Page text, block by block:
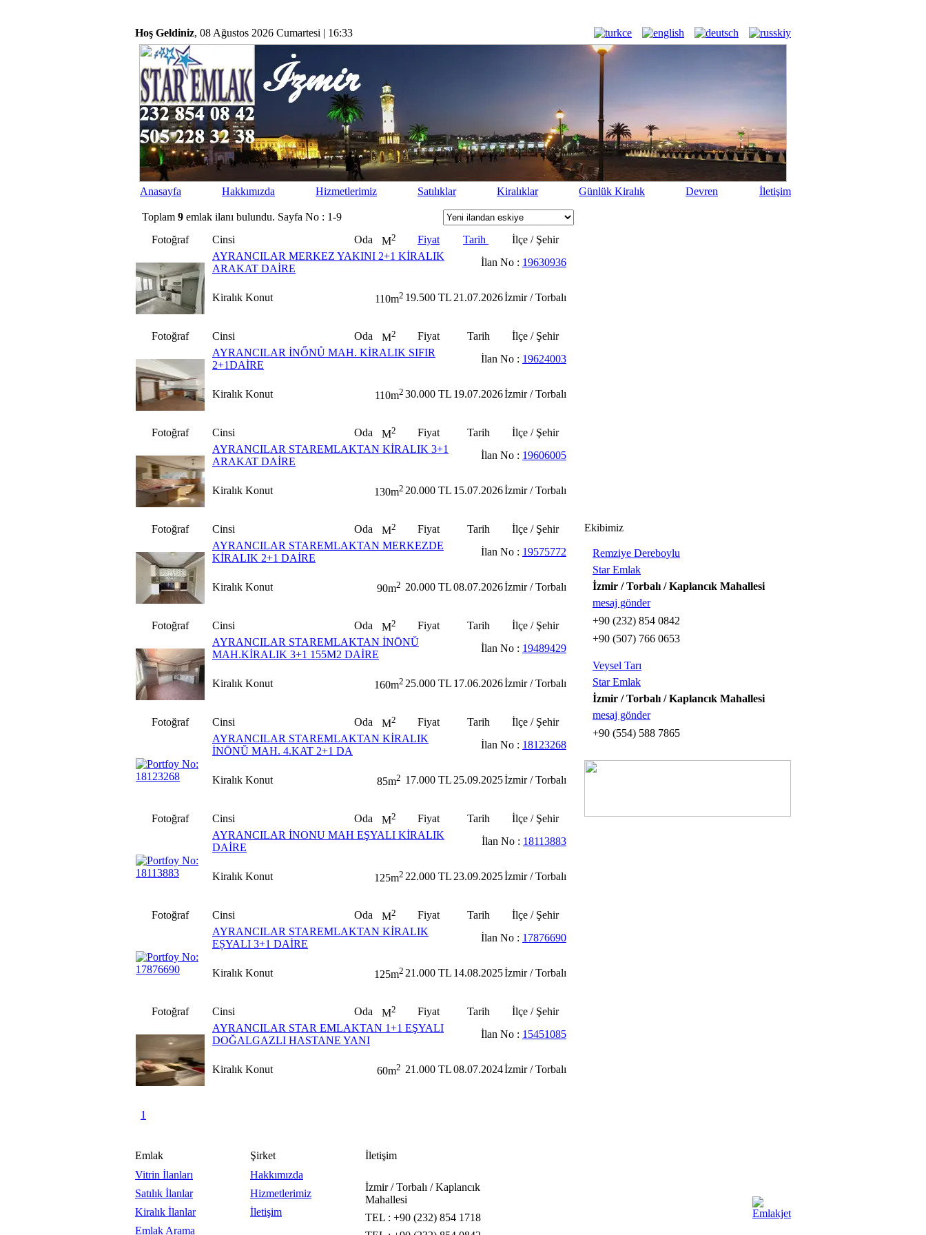
Hoş Geldiniz, 08 Ağustos 2026 Cumartesi | 16:33
Anasayfa Hakkımızda Hizmetlerimiz Satılıklar Kiralıklar Günlük Kiralık Devren İletişim
Toplam 9 emlak ilanı bulundu. Sayfa No : 1-9
Fotoğraf
Cinsi Oda M2 Fiyat Tarih
İlçe / Şehir
AYRANCILAR MERKEZ YAKINI 2+1 KİRALIK
ARAKAT DAİRE
İlan No : 19630936
Kiralık Konut 110m2 19.500 TL 21.07.2026İzmir / Torbalı
Fotoğraf Cinsi Oda M2 Fiyat Tarih
İlçe / Şehir
AYRANCILAR İNŐNŮ MAH. KİRALIK SIFIR
2+1DAİRE
İlan No : 19624003
Kiralık Konut 110m2 30.000 TL 19.07.2026İzmir / Torbalı
Fotoğraf Cinsi Oda M2 Fiyat Tarih
İlçe / Şehir
AYRANCILAR STAREMLAKTAN KİRALIK 3+1
ARAKAT DAİRE
İlan No : 19606005
Kiralık Konut 130m2 20.000 TL 15.07.2026İzmir / Torbalı
Fotoğraf Cinsi Oda M2 Fiyat Tarih
İlçe / Şehir
AYRANCILAR STAREMLAKTAN MERKEZDE
KİRALIK 2+1 DAİRE
İlan No : 19575772
Kiralık Konut 90m2 20.000 TL08.07.2026İzmir / Torbalı
Fotoğraf Cinsi Oda M2 Fiyat Tarih
İlçe / Şehir
AYRANCILAR STAREMLAKTAN İNŌNŬ
MAH.KİRALIK 3+1 155M2 DAİRE
İlan No : 19489429
Kiralık Konut 160m2 25.000 TL 17.06.2026İzmir / Torbalı
Fotoğraf Cinsi Oda M2 Fiyat Tarih
İlçe / Şehir
AYRANCILAR STAREMLAKTAN KİRALIK
İNŌNŬ MAH. 4.KAT 2+1 DA
İlan No : 18123268
Kiralık Konut 85m2 17.000 TL 25.09.2025İzmir / Torbalı
Fotoğraf Cinsi Oda M2 Fiyat Tarih
İlçe / Şehir
AYRANCILAR İNONU MAH EŞYALI KİRALIK
DAİRE
İlan No : 18113883
Kiralık Konut 125m2 22.000 TL 23.09.2025İzmir / Torbalı
Fotoğraf Cinsi Oda M2 Fiyat Tarih
İlçe / Şehir
AYRANCILAR STAREMLAKTAN KİRALIK
EȘYALI 3+1 DAİRE
İlan No : 17876690
Kiralık Konut 125m2 21.000 TL 14.08.2025İzmir / Torbalı
Fotoğraf Cinsi Oda M2 Fiyat Tarih
İlçe / Şehir
AYRANCILAR STAR EMLAKTAN 1+1 EŞYALI
DOĞALGAZLI HASTANE YANI
İlan No : 15451085
Kiralık Konut 60m2 21.000 TL08.07.2024İzmir / Torbalı
1
Ekibimiz
Remziye Dereboylu
Star Emlak
İzmir / Torbalı / Kaplancık Mahallesi
mesaj gönder
+90 (232) 854 0842
+90 (507) 766 0653
Veysel Tarı
Star Emlak
İzmir / Torbalı / Kaplancık Mahallesi
mesaj gönder
+90 (554) 588 7865
Emlak
Vitrin İlanları
Satılık İlanlar
Kiralık İlanlar
Emlak Arama
Şirket
Hakkımızda
Hizmetlerimiz
İletişim
İletişim
İzmir / Torbalı / Kaplancık
Mahallesi
TEL : +90 (232) 854 1718